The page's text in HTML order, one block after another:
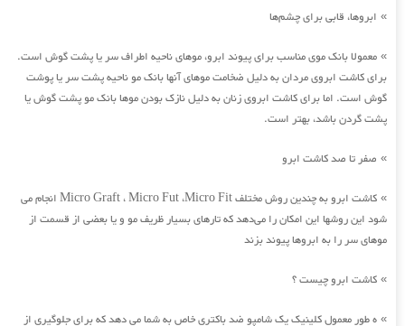
» ابروها، قابی برای چشم‌ها
» معمولا بانک موی مناسب برای پیوند ابرو، موهای ناحیه اطراف سر یا پشت گوش است.
برای کاشت ابروی مردان به دلیل ضخامت موهای آنها بانک مو ناحیه پشت سر یا پوشت
گوش است. اما برای کاشت ابروی زنان به دلیل نازک بودن موها بانک مو پشت گوش یا
پشت گردن باشد، بهتر است.
» صفر تا صد کاشت ابرو
»
کاشت ابرو به چندین روش مختلف Micro Graft ، Micro Fut ،Micro Fit انجام می
شود این روشها این امکان را می‌دهد که تارهای بسیار ظریف مو و یا بعضی از قسمت از
موهای سر را به ابروها پیوند بزند
» کاشت ابرو چیست ؟
» ه طور معمول کلینیک یک شامپو ضد باکتری خاص به شما می دهد که برای جلوگیری از